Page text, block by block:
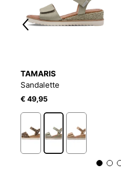
TAMARIS
Sandalette
€ 49,95